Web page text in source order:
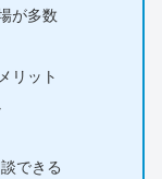
が多数
リット
できる